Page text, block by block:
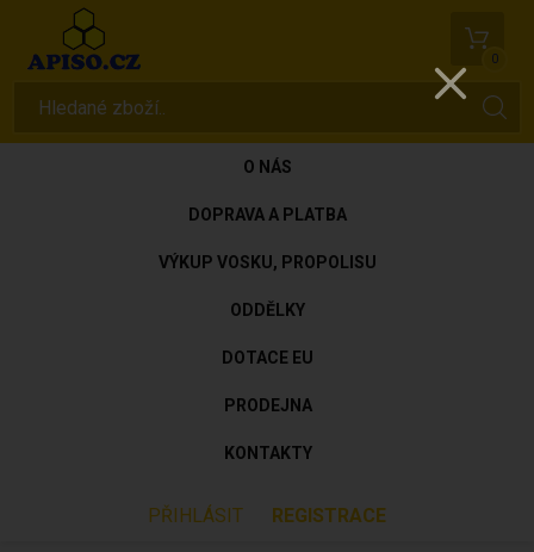
0
O NÁS
DOPRAVA A PLATBA
VÝKUP VOSKU, PROPOLISU
ODDĚLKY
DOTACE EU
PRODEJNA
KONTAKTY
PŘIHLÁSIT REGISTRACE